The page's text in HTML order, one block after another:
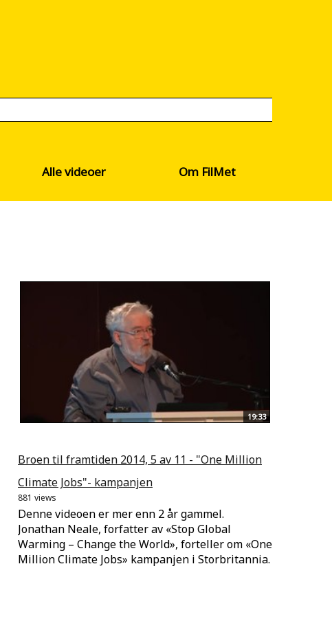
Alle videoer Om FilMet
19:33
Broen til framtiden 2014, 5 av 11 - "One Million
Climate Jobs"- kampanjen
881 views
Denne videoen er mer enn 2 år gammel.
Jonathan Neale, forfatter av «Stop Global
Warming – Change the World», forteller om «One
Million Climate Jobs» kampanjen i Storbritannia.